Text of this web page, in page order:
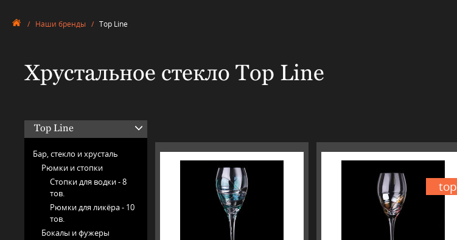
/ Наши бренды / Top Line
Хрустальное стекло Top Line
Top Line
Бар, стекло и хрусталь
Рюмки и стопки
Стопки для водки -8
тов.
Рюмки для ликёра - 10
тов.
Бокалы и фужеры
top